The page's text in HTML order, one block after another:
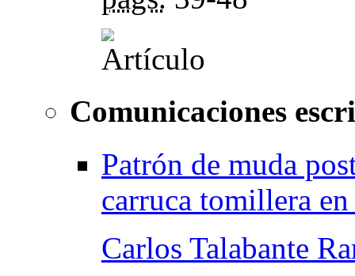
Comunicaciones
Patrón de muda
carruca tomillera
Carlos Talabante